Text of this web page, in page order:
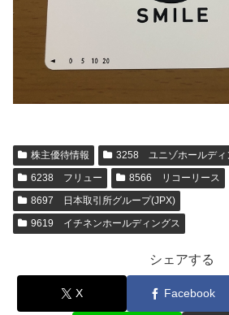
株主優待情報
3258 ユニゾホールデ
6238 フリュー
8566 リコーリース
8697 日本取引所グループ(JPX)
9619 イチネンホールディングス
シェアする
X Facebook